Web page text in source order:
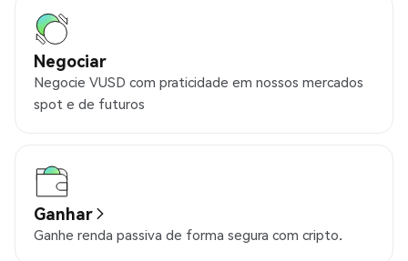
Negociar
Negocie VUSD com praticidade em nossos mercados
spot e de futuros
Ganhar
Ganhe renda passiva de forma segura com cripto.